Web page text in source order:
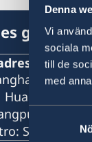
Denna
Vi
sociala
till de
med
Samtyckesval
Central
Huaihai Road
Shanghai
South